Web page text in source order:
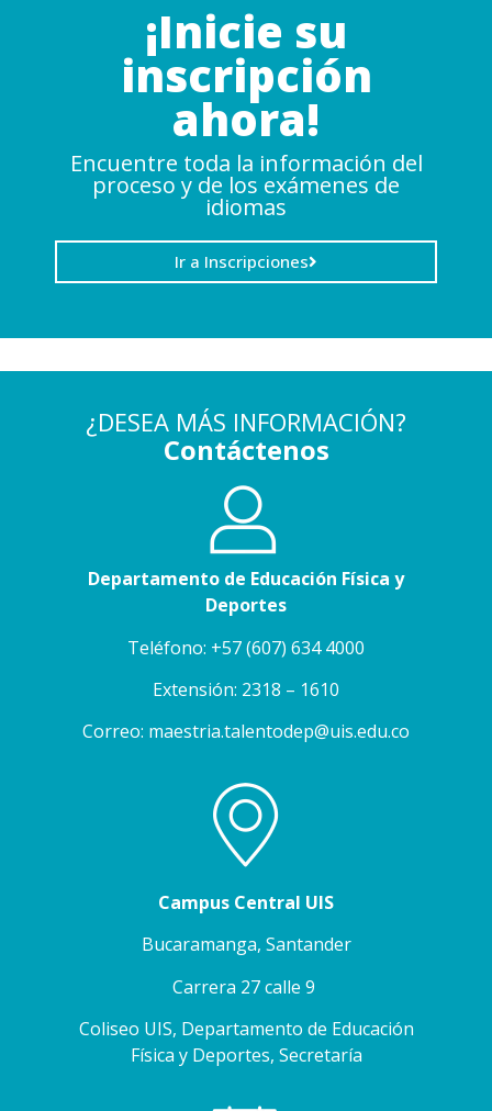
¡Inicie su
inscripción
ahora!
Encuentre toda la información del
proceso y de los exámenes de
idiomas
Ir a Inscripciones
¿DESEA MÁS INFORMACIÓN?
Contáctenos
Departamento de Educación Física y
Deportes
Teléfono: +57 (607) 634 4000
Extensión: 2318 – 1610
Correo: maestria.talentodep@uis.edu.co
Campus Central UIS
Bucaramanga, Santander
Carrera 27 calle 9
Coliseo UIS, Departamento de Educación
Física y Deportes, Secretaría